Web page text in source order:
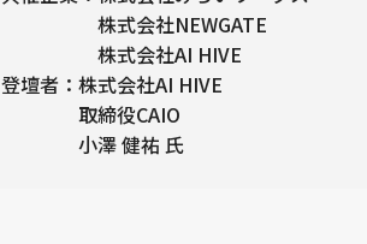
株式会社NEWGATE
株式会社AI HIVE
登壇者：株式会社AI HIVE
取締役CAIO
小澤 健祐 氏